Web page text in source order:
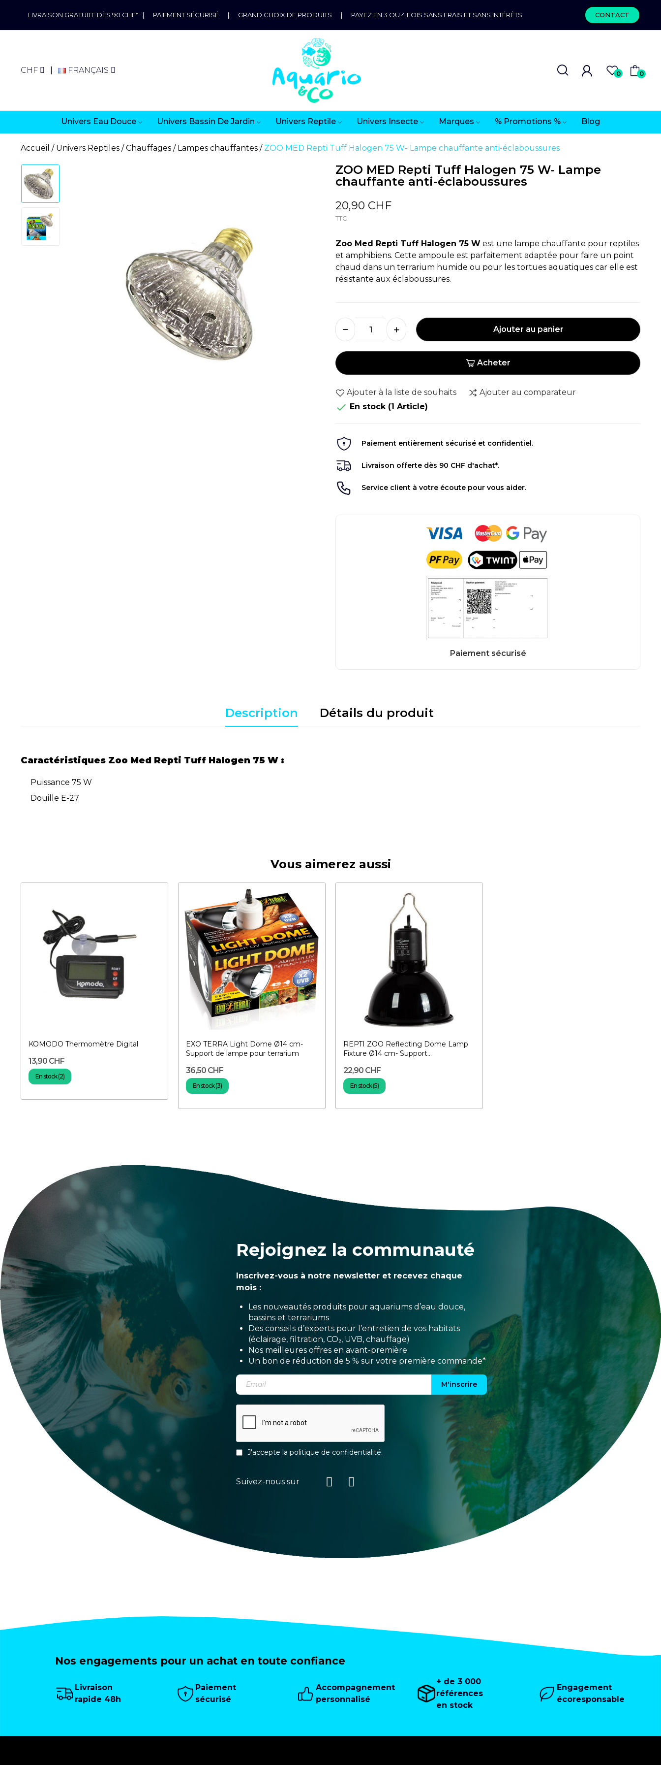
LIVRAISON GRATUITE DÈS 90 CHF* | PAIEMENT SÉCURISÉ | GRAND CHOIX DE PRODUITS | PAYEZ EN 3 OU 4 FOIS SANS FRAIS ET SANS INTÉRÊTS CONTACT
CHF FRANÇAIS 0 0
Univers Eau Douce Univers Bassin De Jardin Univers Reptile Univers Insecte Marques % Promotions % Blog
Accueil Univers Reptiles Chauffages Lampes chauffantes ZOO MED Repti Tuff Halogen 75 W- Lampe chauffante anti-éclaboussures
ZOO MED Repti Tuff Halogen 75 W- Lampe
chauffante anti-éclaboussures
20,90 CHF
TTC
Zoo Med Repti Tuff Halogen 75 W est une lampe chauffante pour reptiles
et amphibiens. Cette ampoule est parfaitement adaptée pour faire un point
chaud dans un terrarium humide ou pour les tortues aquatiques car elle est
résistante aux éclaboussures.
Ajouter au panier
Acheter
Ajouter à la liste de souhaits Ajouter au comparateur
 En stock (1 Article)
Paiement entièrement sécurisé et confidentiel.
Livraison offerte dès 90 CHF d'achat*.
Service client à votre écoute pour vous aider.
Description Détails du produit
Caractéristiques Zoo Med Repti Tuff Halogen 75 W :
Puissance 75 W
Douille E-27
Vous aimerez aussi
KOMODO Thermomètre Digital
13,90 CHF
En stock (2)
EXO TERRA Light Dome Ø14 cm-
Support de lampe pour terrarium
36,50 CHF
En stock (3)
REPTI ZOO Reflecting Dome Lamp
Fixture Ø14 cm- Support...
22,90 CHF
En stock (5)
Rejoignez la communauté
Inscrivez-vous à notre newsletter et recevez chaque
mois :
Les nouveautés produits pour aquariums d’eau douce,
bassins et terrariums
Des conseils d’experts pour l’entretien de vos habitats
(éclairage, filtration, CO₂, UVB, chauffage)
Nos meilleures offres en avant-première
Un bon de réduction de 5 % sur votre première commande*
M'inscrire
J'accepte la politique de confidentialité.
Suivez-nous sur
Nos engagements pour un achat en toute confiance
Livraison
rapide 48h
Paiement
sécurisé
Accompagnement
personnalisé
+ de 3 000
références
en stock
Engagement
écoresponsable